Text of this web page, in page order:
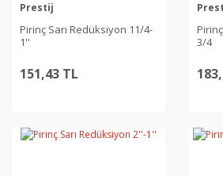
Prestij
Pirinç Sarı Redüksiyon 11/4-
1''
151,43 TL
3/4